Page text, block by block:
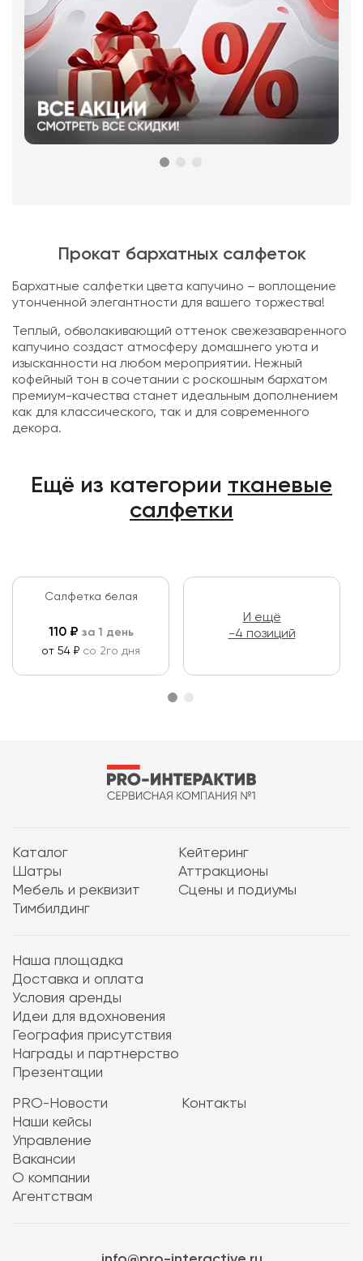
Прокат бархатных салфеток
Бархатные салфетки цвета капучино – воплощение
утонченной элегантности для вашего торжества!
Теплый, обволакивающий оттенок свежезаваренного
капучино создаст атмосферу домашнего уюта и
изысканности на любом мероприятии. Нежный
кофейный тон в сочетании с роскошным бархатом
премиум-качества станет идеальным дополнением
как для классического, так и для современного
декора.
Ещё из категории тканевые
салфетки
Салфетка белая
110₽ за 1 день
от 54 ₽ со 2го дня
И ещё
-4 позиций
Каталог
Кейтеринг
Шатры
Аттракционы
Мебель и реквизит
Сцены и подиумы
Тимбилдинг
Наша площадка
Доставка и оплата
Условия аренды
Идеи для вдохновения
География присутствия
Награды и партнерство
Презентации
PRO-Новости
Наши кейсы
Управление
Вакансии
О компании
Агентствам
Контакты